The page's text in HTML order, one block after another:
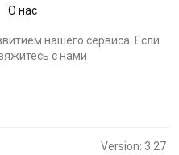
О нас
нашего сервиса. Если
с нами
Version: 3.27